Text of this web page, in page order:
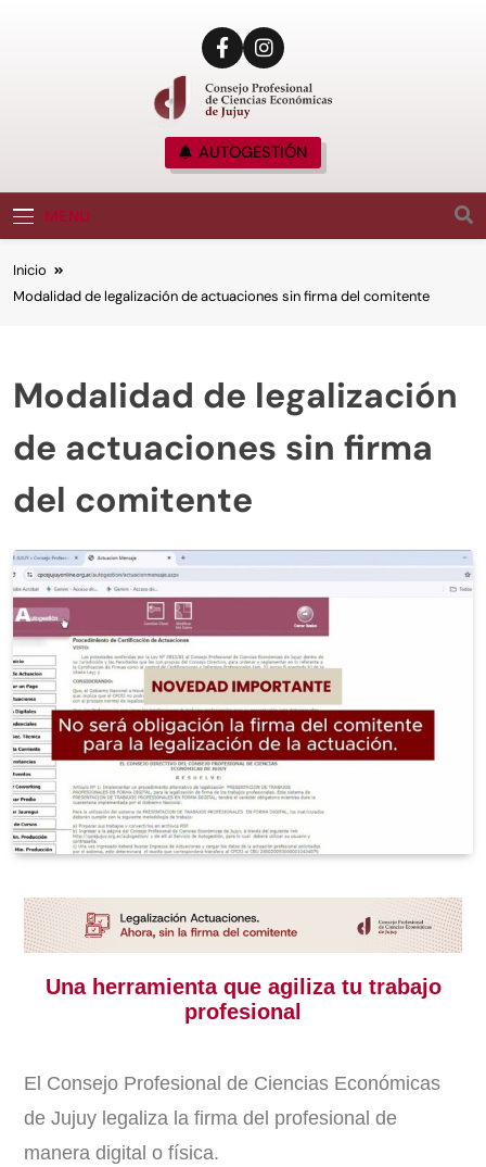
CPCE JUJUY
Consejo Profesional De Ciencias Económicas
De Jujuy, Argentina
AUTOGESTIÓN
MENU
Inicio
Modalidad de legalización de actuaciones sin firma del comitente
Modalidad de legalización
de actuaciones sin firma
del comitente
Una herramienta que agiliza tu trabajo
profesional
El Consejo Profesional de Ciencias Económicas
de Jujuy legaliza la firma del profesional de
manera digital o física.